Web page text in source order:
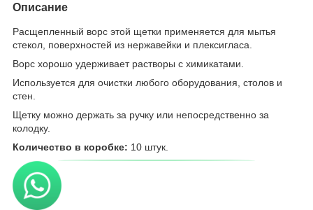
Описание
Расщепленный ворс этой щетки применяется для мытья
стекол, поверхностей из нержавейки и плексигласа.
Ворс хорошо удерживает растворы с химикатами.
Используется для очистки любого оборудования, столов и
стен.
Щетку можно держать за ручку или непосредственно за
колодку.
Количество в коробке: 10 штук.